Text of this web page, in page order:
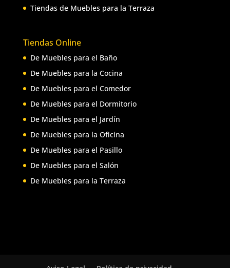
Tiendas de Muebles para la Terraza
Tiendas Online
De Muebles para el Baño
De Muebles para la Cocina
De Muebles para el Comedor
De Muebles para el Dormitorio
De Muebles para el Jardín
De Muebles para la Oficina
De Muebles para el Pasillo
De Muebles para el Salón
De Muebles para la Terraza